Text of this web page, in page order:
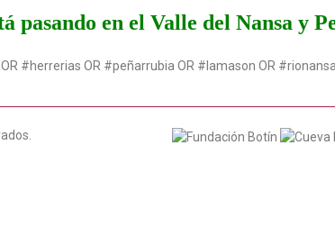
pasando en el Valle del Nansa y
#herrerias OR #peñarrubia OR #lamason OR